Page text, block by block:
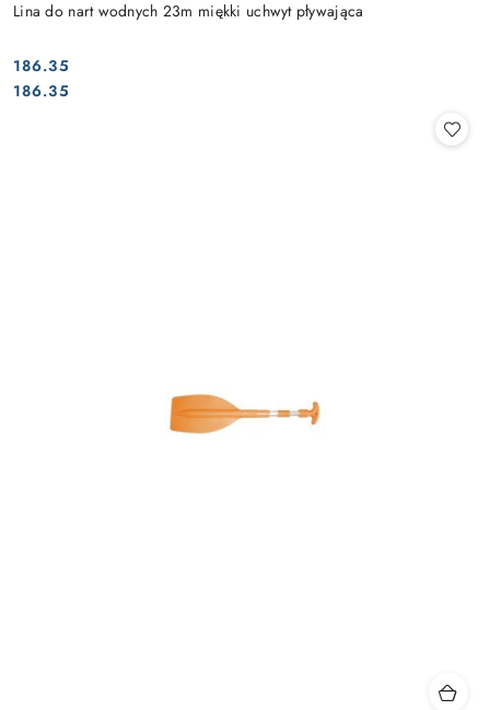
Lina do nart wodnych 23m miękki uchwyt pływająca
Cena:
186.35
Cena:
186.35